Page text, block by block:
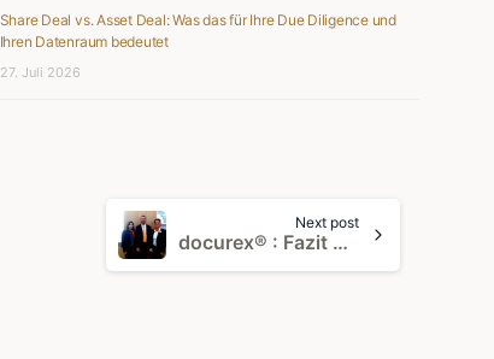
Share Deal vs. Asset Deal: Was das für Ihre Due Diligence und
Ihren Datenraum bedeutet
27. Juli 2026
Next post
docurex® : Fazit EXPO REAL 2014